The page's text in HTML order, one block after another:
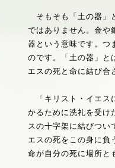
そもそも「土の器」
ではありません。金や
器という意味です。つ
のです。「土の器」と
エスの死と命に結び合
「キリスト・イエス
かるために洗礼を受け
スの十字架に結びつい
エスの死をこの身に負
命が自分の死に場所と